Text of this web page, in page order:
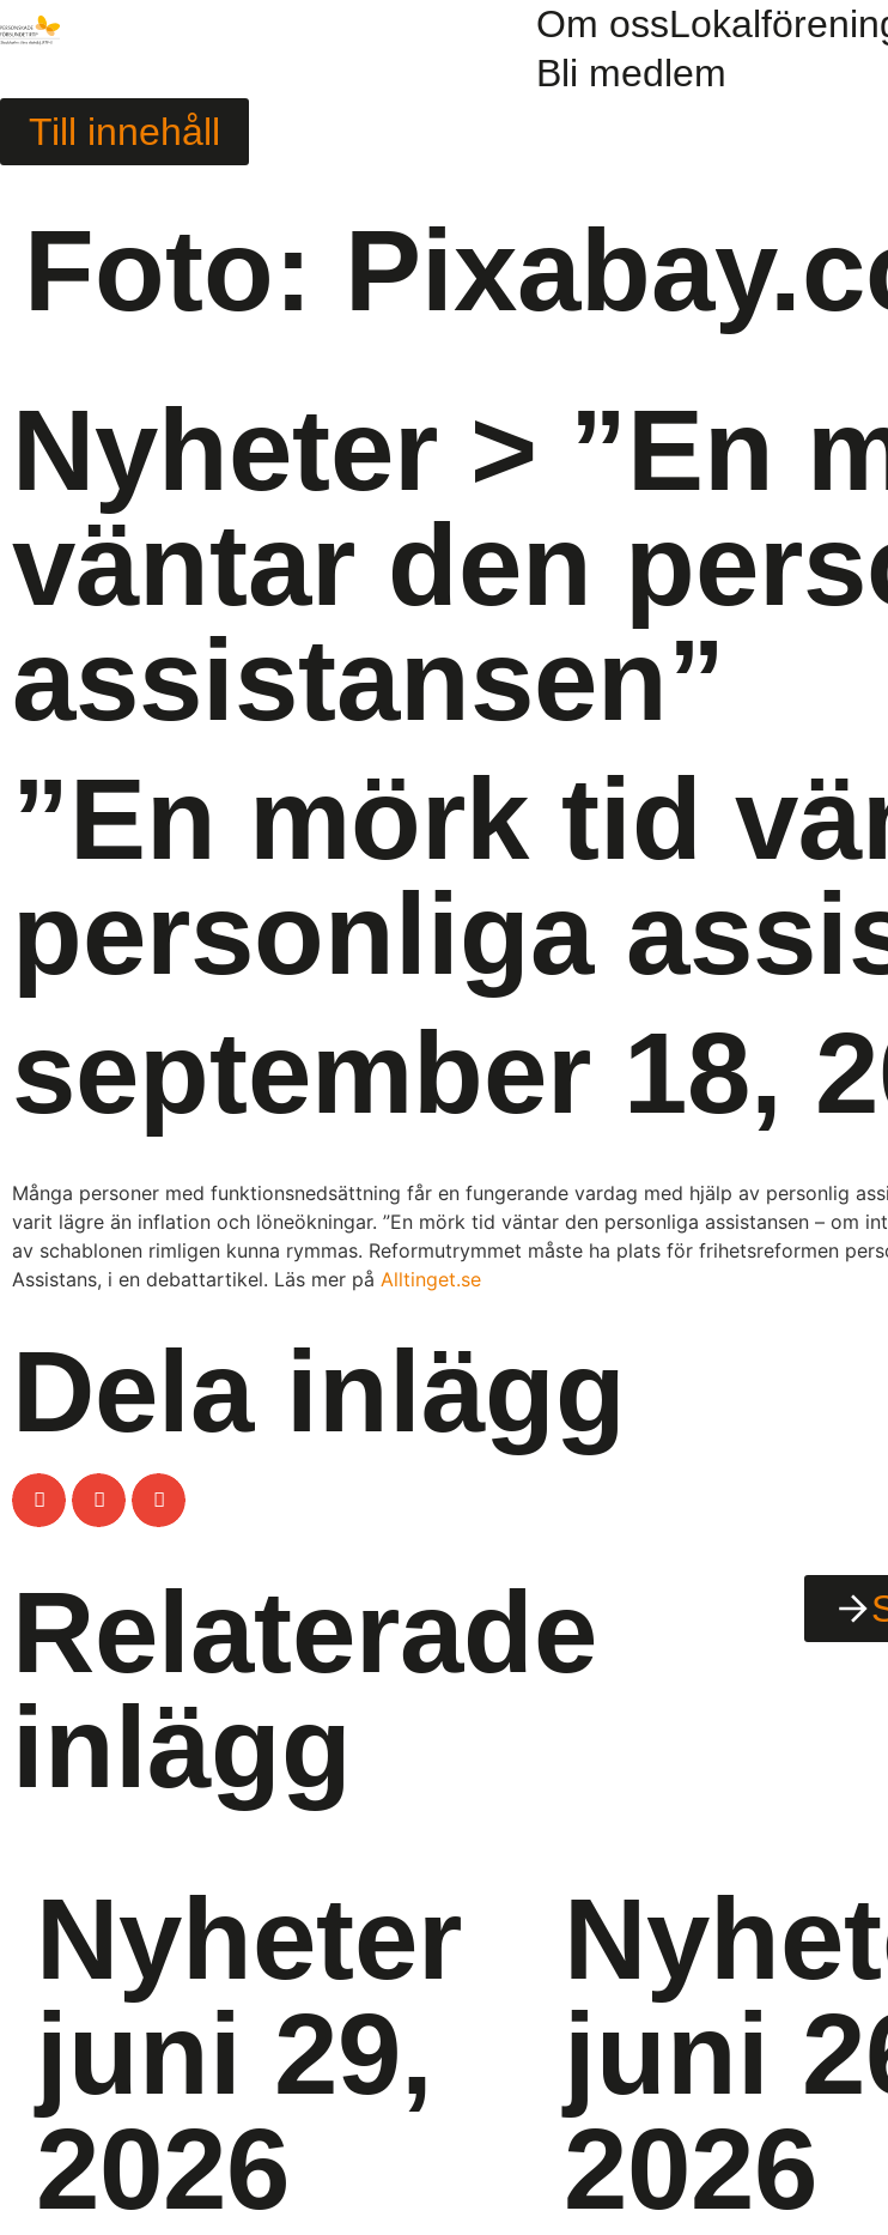
Om oss
Bli medlem
Till innehåll
Foto:
Nyheter > ”En
väntar den
assistansen”
”En mörk tid
personliga
september 18,
Många personer med funktionsnedsättning får en fungerande vardag med hjälp av personlig
varit lägre än inflation och löneökningar. ”En mörk tid väntar den personliga assistansen – om
av schablonen rimligen kunna rymmas. Reformutrymmet måste ha plats för frihetsreformen
Assistans, i en debattartikel. Läs mer på Alltinget.se
Dela inlägg
Relaterade
inlägg
Nyheter
juni 29,
2026
juni
2026